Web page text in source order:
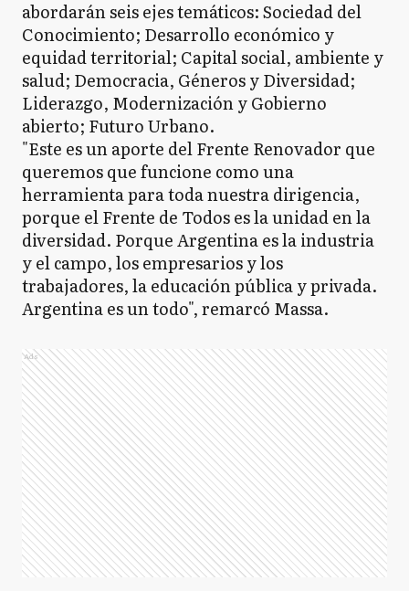
abordarán seis ejes temáticos: Sociedad del
Conocimiento; Desarrollo económico y
equidad territorial; Capital social, ambiente y
salud; Democracia, Géneros y Diversidad;
Liderazgo, Modernización y Gobierno
abierto; Futuro Urbano.
"Este es un aporte del Frente Renovador que
queremos que funcione como una
herramienta para toda nuestra dirigencia,
porque el Frente de Todos es la unidad en la
diversidad. Porque Argentina es la industria
y el campo, los empresarios y los
trabajadores, la educación pública y privada.
Argentina es un todo", remarcó Massa.
Ads